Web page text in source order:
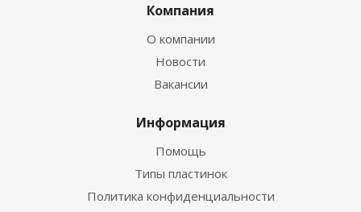
Компания
О компании
Новости
Вакансии
Информация
Помощь
Типы пластинок
Политика конфиденциальности